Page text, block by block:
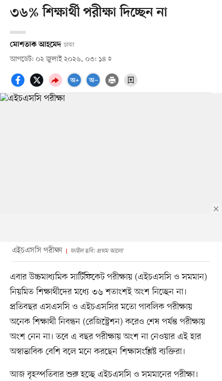
৩৬% শিক্ষার্থী পরীক্ষা দিচ্ছেন না
মোশতাক আহমেদ ঢাকা
আপডেট: ০২ জুলাই ২০২৬, ০৩: ১৪
এইচএসসি পরীক্ষা ফাইল ছবি: প্রথম আলো
এবার উচ্চমাধ্যমিক সার্টিফিকেট পরীক্ষায় (এইচএসসি ও সমমান)
নিয়মিত শিক্ষার্থীদের মধ্যে ৩৬ শতাংশই অংশ নিচ্ছেন না।
প্রতিবছর এসএসসি ও এইচএসসির মতো পাবলিক পরীক্ষায়
অনেক শিক্ষার্থী নিবন্ধন (রেজিস্ট্রেশন) করেও শেষ পর্যন্ত পরীক্ষায়
অংশ নেন না। তবে এ বছর পরীক্ষায় অংশ না নেওয়ার এই হার
অস্বাভাবিক বেশি বলে মনে করছেন শিক্ষাসংশ্লিষ্ট ব্যক্তিরা।
আজ বৃহস্পতিবার শুরু হচ্ছে এইচএসসি ও সমমানের পরীক্ষা।